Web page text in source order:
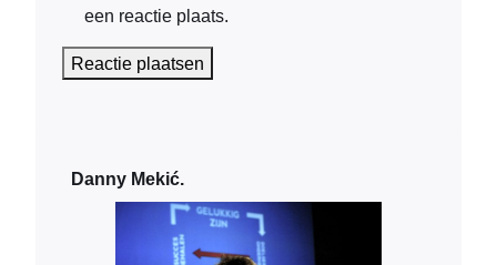
een reactie plaats.
Danny Mekić.